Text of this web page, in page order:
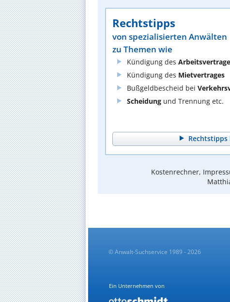
Rechtstipps
von spezialisierten Anwälten
zu Themen wie
Kündigung des
Kündigung des Mietvertrages
Bußgeldbescheid bei
Scheidung und Trennung etc.
Rechtstipps
Kostenrechner,
© Anwalt-Suchservice 1989 - 2026
Ein Unternehmen von